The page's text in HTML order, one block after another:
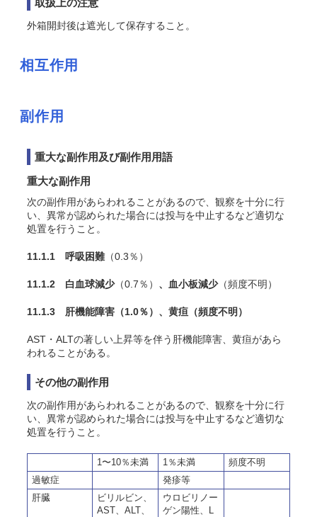
取扱上の注意
外箱開封後は遮光して保存すること。
相互作用
副作用
重大な副作用及び副作用用語
重大な副作用
次の副作用があらわれることがあるので、観察を十分に行
い、異常が認められた場合には投与を中止するなど適切な
処置を行うこと。
11.1.1 呼吸困難（0.3％）
11.1.2 白血球減少（0.7％） 、血小板減少（頻度不明）
11.1.3 肝機能障害 （1.0％） 、黄疸 （頻度不明）
AST・ALTの著しい上昇等を伴う肝機能障害、黄疸があら
われることがある。
その他の副作用
次の副作用があらわれることがあるので、観察を十分に行
い、異常が認められた場合には投与を中止するなど適切な
処置を行うこと。
1〜10％未満 1％未満
頻度不明
過敏症
発疹等
肝臓
ビリルビン、
AST、ALT、
ウロビリノー
ゲン陽性、L